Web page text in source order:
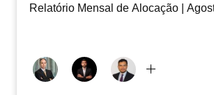
Relatório Mensal de Alocação |